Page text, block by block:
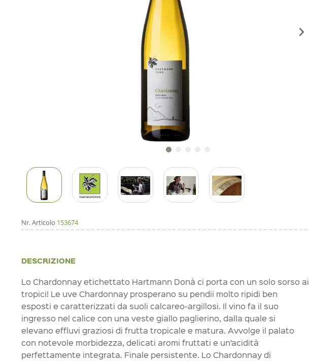
Nr. Articolo 153674
DESCRIZIONE
Lo Chardonnay etichettato Hartmann Donà ci porta con un solo sorso ai
tropici! Le uve Chardonnay prosperano su pendii molto ripidi ben
esposti e caratterizzati da suoli calcareo-argillosi. Il vino fa il suo
ingresso nel calice con una veste giallo paglierino, dalla quale si
elevano effluvi graziosi di frutta tropicale e matura. Avvolge il palato
con notevole morbidezza, delicati aromi fruttati e un’acidità
perfettamente integrata. Finale persistente. Lo Chardonnay di